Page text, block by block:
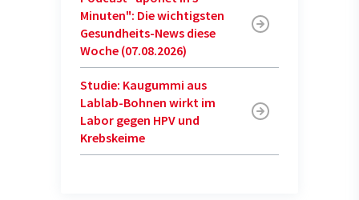
Minuten": Die wichtigsten
Gesundheits-News diese
Woche (07.08.2026)
Studie: Kaugummi aus
Lablab-Bohnen wirkt im
Labor gegen HPV und
Krebskeime